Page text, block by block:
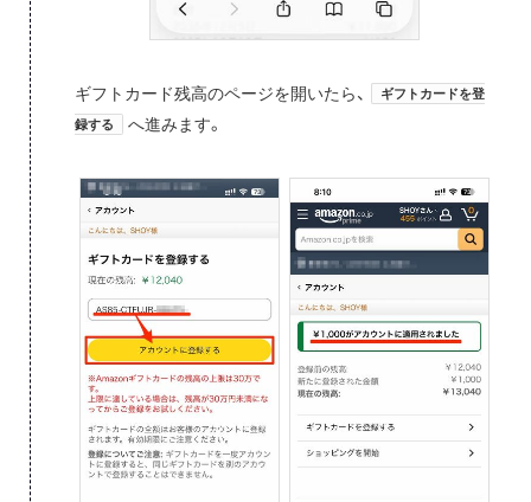
ギフトカード残高のページを開いたら、 ギフトカードを登
録する へ進みます。